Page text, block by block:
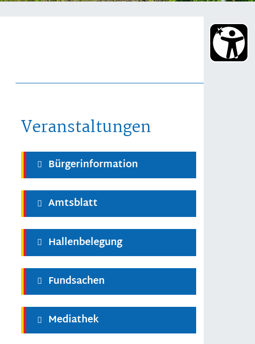
Veranstaltungen
Bürgerinformation
Amtsblatt
Hallenbelegung
Fundsachen
Mediathek